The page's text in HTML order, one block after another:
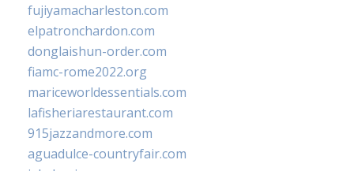
fujiyamacharleston.com
elpatronchardon.com
donglaishun-order.com
fiamc-rome2022.org
mariceworldessentials.com
lafisheriarestaurant.com
915jazzandmore.com
aguadulce-countryfair.com